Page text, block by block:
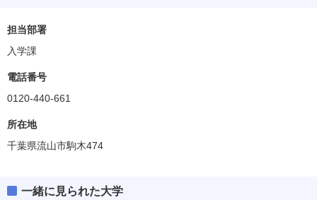
担当部署
入学課
電話番号
0120-440-661
所在地
千葉県流山市駒木474
一緒に見られた大学